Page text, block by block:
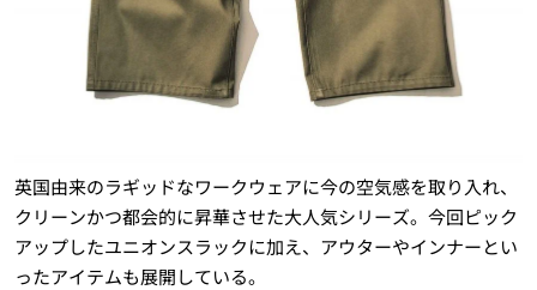
英国由来のラギッドなワークウェアに今の空気感を取り入れ、
クリーンかつ都会的に昇華させた大人気シリーズ。今回ピック
アップしたユニオンスラックに加え、アウターやインナーとい
ったアイテムも展開している。